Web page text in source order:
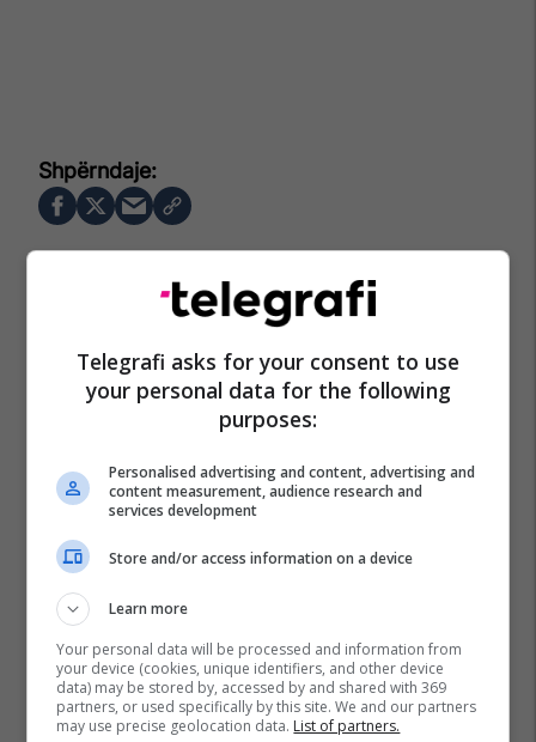
Telegrafi asks for your consent to use
your personal data for the following
purposes:
Personalised advertising and content, advertising and
content measurement, audience research and
services development
Store and/or access information on a device
Learn more
Your personal data will be processed and information from
your device (cookies, unique identifiers, and other device
data) may be stored by, accessed by and shared with 369
partners, or used specifically by this site. We and our partners
may use precise geolocation data. List of partners.